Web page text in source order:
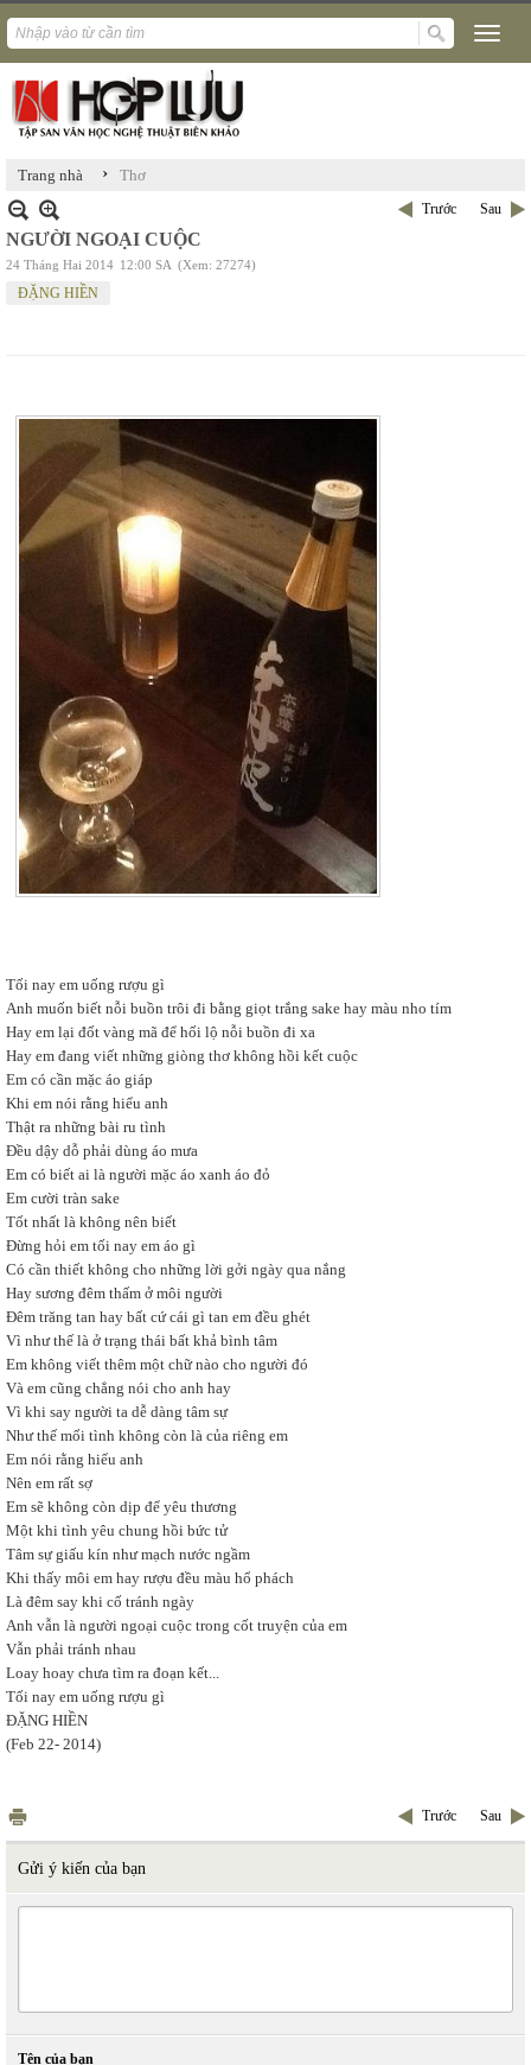
Trang nhà › Thơ
Trước Sau
NGƯỜI NGOẠI CUỘC
24 Tháng Hai 2014 12:00 SA (Xem: 27274)
ĐẶNG HIỀN
Tối nay em uống rượu gì
Anh muốn biết nỗi buồn trôi đi bằng giọt trắng sake hay màu nho tím
Hay em lại đốt vàng mã để hối lộ nỗi buồn đi xa
Hay em đang viết những giòng thơ không hồi kết cuộc
Em có cần mặc áo giáp
Khi em nói rằng hiểu anh
Thật ra những bài ru tình
Đều dậy dỗ phải dùng áo mưa
Em có biết ai là người mặc áo xanh áo đỏ
Em cười tràn sake
Tốt nhất là không nên biết
Đừng hỏi em tối nay em áo gì
Có cần thiết không cho những lời gởi ngày qua nắng
Hay sương đêm thấm ở môi người
Đêm trăng tan hay bất cứ cái gì tan em đều ghét
Vì như thế là ở trạng thái bất khả bình tâm
Em không viết thêm một chữ nào cho người đó
Và em cũng chẳng nói cho anh hay
Vì khi say người ta dễ dàng tâm sự
Như thế mối tình không còn là của riêng em
Em nói rằng hiểu anh
Nên em rất sợ
Em sẽ không còn dịp để yêu thương
Một khi tình yêu chung hồi bức tử
Tâm sự giấu kín như mạch nước ngầm
Khi thấy môi em hay rượu đều màu hổ phách
Là đêm say khi cố tránh ngày
Anh vẫn là người ngoại cuộc trong cốt truyện của em
Vẫn phải tránh nhau
Loay hoay chưa tìm ra đoạn kết...
Tối nay em uống rượu gì
ĐẶNG HIỀN
(Feb 22- 2014)
Trước Sau
Gửi ý kiến của bạn
Tên của bạn